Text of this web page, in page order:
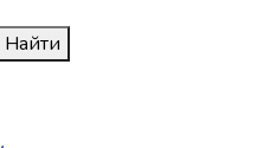
Найти